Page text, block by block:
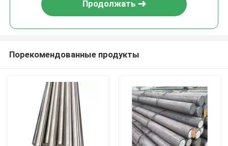
Продолжать
Порекомендованные продукты